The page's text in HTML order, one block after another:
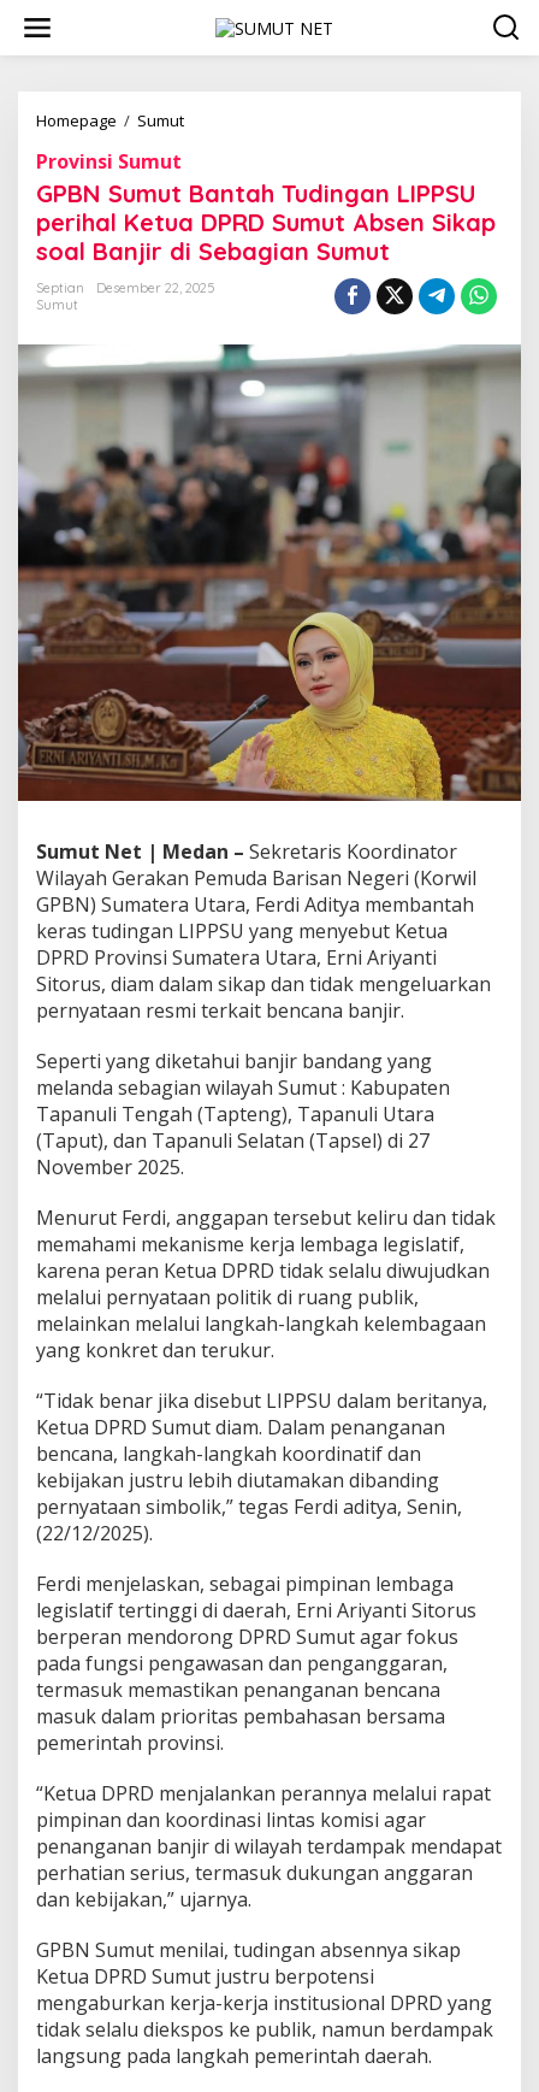
w
Homepage / Sumut
N
S
u
m
t
n
t
a
u
d
i
n
a
n
L
I
P
S
U
p
e
a
l
K
e
t
u
a
D
R
D
S
u
m
b
s
e
n
i
k
p
s
o
a
B
i
r
d
i
S
e
b
a
i
a
n
S
u
m
t
Provinsi Sumut
GPBN Sumut Bantah Tudingan LIPPSU
perihal Ketua DPRD Sumut Absen Sikap
soal Banjir di Sebagian Sumut
Septian
Desember 22, 2025
Sumut
Sumut Net | Medan – Sekretaris Koordinator
Wilayah Gerakan Pemuda Barisan Negeri (Korwil
GPBN) Sumatera Utara, Ferdi Aditya membantah
keras tudingan LIPPSU yang menyebut Ketua
DPRD Provinsi Sumatera Utara, Erni Ariyanti
Sitorus, diam dalam sikap dan tidak mengeluarkan
pernyataan resmi terkait bencana banjir.
Seperti yang diketahui banjir bandang yang
melanda sebagian wilayah Sumut : Kabupaten
Tapanuli Tengah (Tapteng), Tapanuli Utara
(Taput), dan Tapanuli Selatan (Tapsel) di 27
November 2025.
Menurut Ferdi, anggapan tersebut keliru dan tidak
memahami mekanisme kerja lembaga legislatif,
karena peran Ketua DPRD tidak selalu diwujudkan
melalui pernyataan politik di ruang publik,
melainkan melalui langkah-langkah kelembagaan
yang konkret dan terukur.
“Tidak benar jika disebut LIPPSU dalam beritanya,
Ketua DPRD Sumut diam. Dalam penanganan
bencana, langkah-langkah koordinatif dan
kebijakan justru lebih diutamakan dibanding
pernyataan simbolik,” tegas Ferdi aditya, Senin,
(22/12/2025).
Ferdi menjelaskan, sebagai pimpinan lembaga
legislatif tertinggi di daerah, Erni Ariyanti Sitorus
berperan mendorong DPRD Sumut agar fokus
pada fungsi pengawasan dan penganggaran,
termasuk memastikan penanganan bencana
masuk dalam prioritas pembahasan bersama
pemerintah provinsi.
“Ketua DPRD menjalankan perannya melalui rapat
pimpinan dan koordinasi lintas komisi agar
penanganan banjir di wilayah terdampak mendapat
perhatian serius, termasuk dukungan anggaran
dan kebijakan,” ujarnya.
GPBN Sumut menilai, tudingan absennya sikap
Ketua DPRD Sumut justru berpotensi
mengaburkan kerja-kerja institusional DPRD yang
tidak selalu diekspos ke publik, namun berdampak
langsung pada langkah pemerintah daerah.